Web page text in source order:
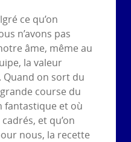
ce qu’on
n’avons pas
âme, même au
la valeur
Quand on sort du
course du
fantastique et où
et qu’on
nous, la recette